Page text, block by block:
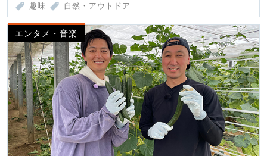
趣味 自然・アウトドア
エンタメ・音楽